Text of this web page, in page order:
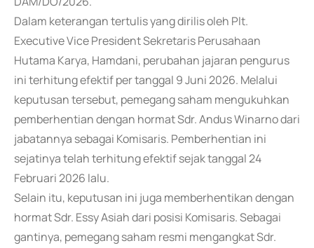
Dalam keterangan tertulis yang dirilis oleh Plt.
Executive Vice President Sekretaris Perusahaan
Hutama Karya, Hamdani, perubahan jajaran pengurus
ini terhitung efektif per tanggal 9 Juni 2026. Melalui
keputusan tersebut, pemegang saham mengukuhkan
pemberhentian dengan hormat Sdr. Andus Winarno dari
jabatannya sebagai Komisaris. Pemberhentian ini
sejatinya telah terhitung efektif sejak tanggal 24
Februari 2026 lalu.
Selain itu, keputusan ini juga memberhentikan dengan
hormat Sdr. Essy Asiah dari posisi Komisaris. Sebagai
gantinya, pemegang saham resmi mengangkat Sdr.